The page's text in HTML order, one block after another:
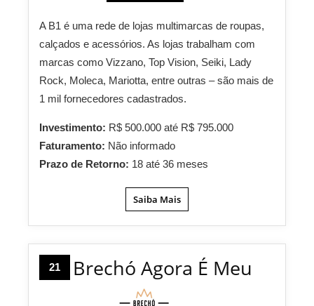
A B1 é uma rede de lojas multimarcas de roupas,
calçados e acessórios. As lojas trabalham com
marcas como Vizzano, Top Vision, Seiki, Lady
Rock, Moleca, Mariotta, entre outras – são mais de
1 mil fornecedores cadastrados.
Investimento: R$ 500.000 até R$ 795.000
Faturamento: Não informado
Prazo de Retorno: 18 até 36 meses
Saiba Mais
21 Brechó Agora É Meu